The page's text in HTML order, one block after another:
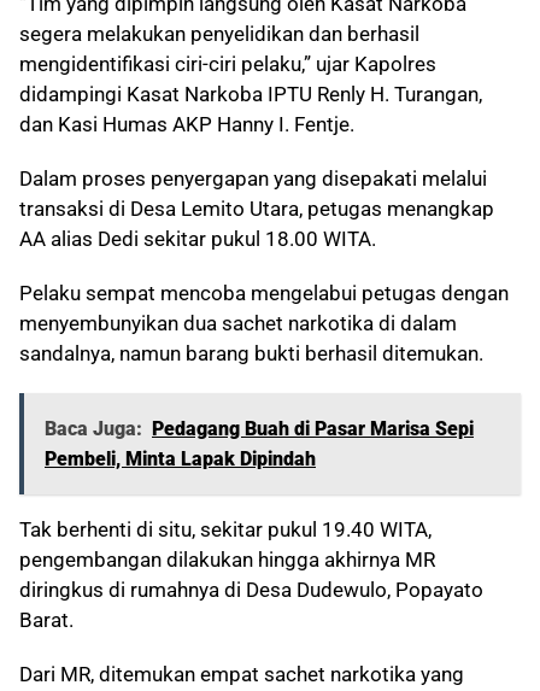
segera melakukan penyelidikan dan berhasil
mengidentifikasi ciri-ciri pelaku,” ujar Kapolres
didampingi Kasat Narkoba IPTU Renly H. Turangan,
dan Kasi Humas AKP Hanny I. Fentje.
Dalam proses penyergapan yang disepakati melalui
transaksi di Desa Lemito Utara, petugas menangkap
AA alias Dedi sekitar pukul 18.00 WITA.
Pelaku sempat mencoba mengelabui petugas dengan
menyembunyikan dua sachet narkotika di dalam
sandalnya, namun barang bukti berhasil ditemukan.
Baca Juga: Pedagang Buah di Pasar Marisa Sepi
Pembeli, Minta Lapak Dipindah
Tak berhenti di situ, sekitar pukul 19.40 WITA,
pengembangan dilakukan hingga akhirnya MR
diringkus di rumahnya di Desa Dudewulo, Popayato
Barat.
Dari MR, ditemukan empat sachet narkotika yang